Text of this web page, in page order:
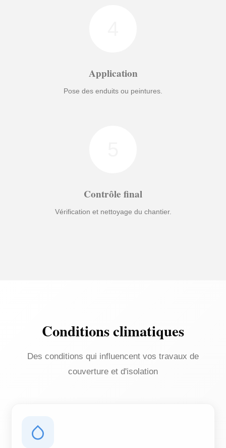
Application
Pose des enduits ou peintures.
Contrôle final
Vérification et nettoyage du chantier.
Conditions climatiques
Des conditions qui influencent vos travaux de
couverture et d'isolation